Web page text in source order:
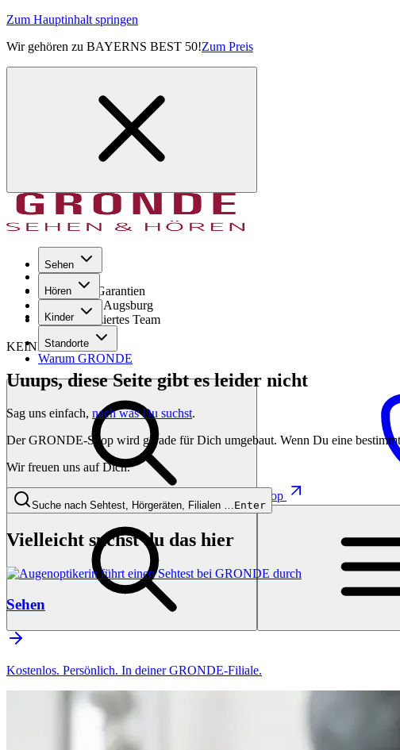
Zum Hauptinhalt springen
Wir gehören zu BAYERNS BEST 50!Zum Preis
Sehen
Hören
Kinder
Standorte
Warum GRONDE
Shop
Seit 1971
GRONDE Garantien
8× im Raum Augsburg
Hochqualifiziertes Team
KEINE SORGE!
Uuups, diese Seite gibt es leider nicht
Sag uns einfach, nach was Du suchst.
Der GRONDE-Shop wird gerade für Dich umgebaut. Wenn Du eine
Wir freuen uns auf Dich.
Suche nach Sehtest, Hörgeräten, Filialen …Enter
Vielleicht suchst du das hier
Sehen
Kostenlos. Persönlich. In deiner GRONDE-Filiale.